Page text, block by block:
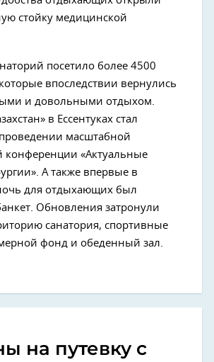
стойку медицинской
посетило более 4500
впоследствии вернулись
и довольными отдыхом.
в Ессентуках стал
масштабной
конференции «Актуальные
А также впервые в
для отдыхающих был
Обновления затронули
санатория, спортивные
фонд и обеденный зал.
на путевку с